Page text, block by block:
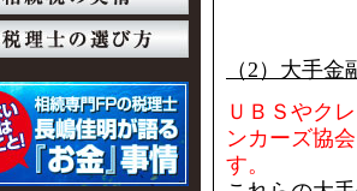
（2）大手
ＵＢＳやク
ンカーズ協
す。